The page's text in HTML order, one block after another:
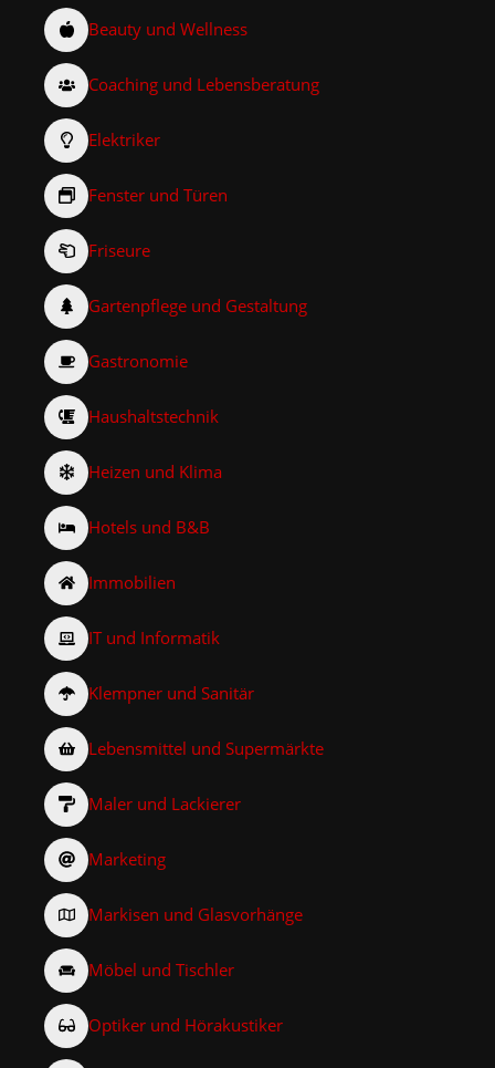
Beauty und Wellness
Coaching und Lebensberatung
Elektriker
Fenster und Türen
Friseure
Gartenpflege und Gestaltung
Gastronomie
Haushaltstechnik
Heizen und Klima
Hotels und B&B
Immobilien
IT und Informatik
Klempner und Sanitär
Lebensmittel und Supermärkte
Maler und Lackierer
Marketing
Markisen und Glasvorhänge
Möbel und Tischler
Optiker und Hörakustiker